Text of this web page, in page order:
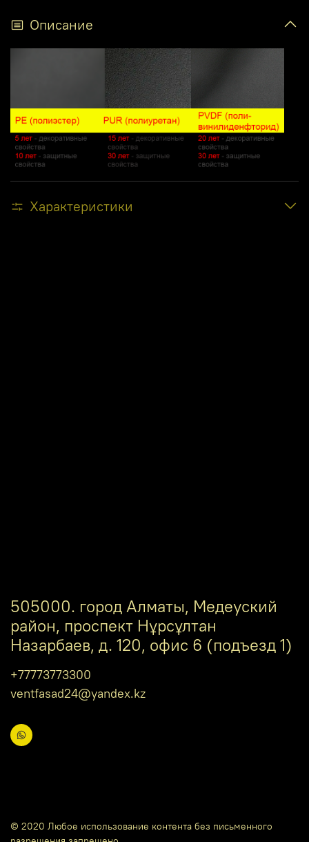
Описание
Характеристики
505000. город Алматы, Медеуский
район, проспект Нұрсұлтан
Назарбаев, д. 120, офис 6 (подъезд 1)
+77773773300
ventfasad24@yandex.kz
© 2020 Любое использование контента без письменного